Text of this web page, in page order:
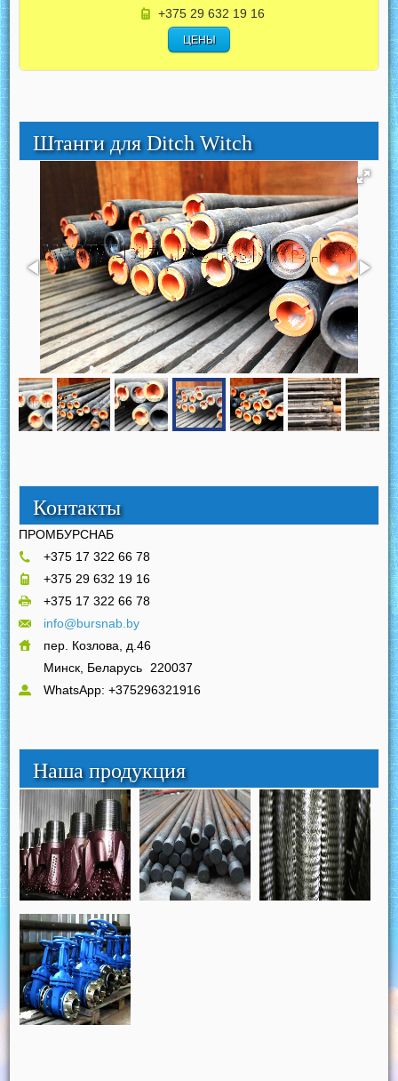
+375 29 632 19 16
ЦЕНЫ
Штанги для Ditch Witch
Контакты
ПРОМБУРСНАБ
+375 17 322 66 78
+375 29 632 19 16
+375 17 322 66 78
info@bursnab.by
пер. Козлова, д.46
Минск, Беларусь 220037
WhatsApp: +375296321916
Наша продукция